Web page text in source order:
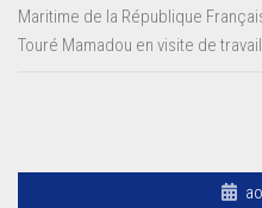
Maritime de la République
Touré Mamadou en visite de travail